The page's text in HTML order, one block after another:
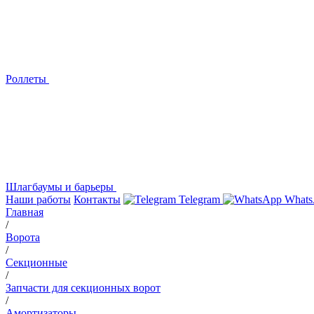
Роллеты
Шлагбаумы и барьеры
Наши работы Контакты Telegram
Главная
/
Ворота
/
Секционные
/
Запчасти для секционных ворот
/